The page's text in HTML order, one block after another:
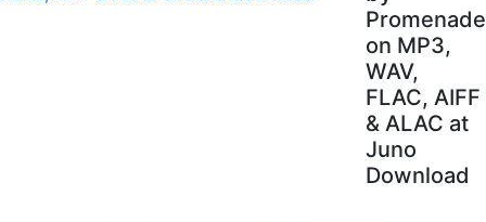
Promenade
on MP3,
WAV,
FLAC, AIFF
& ALAC at
Juno
Download